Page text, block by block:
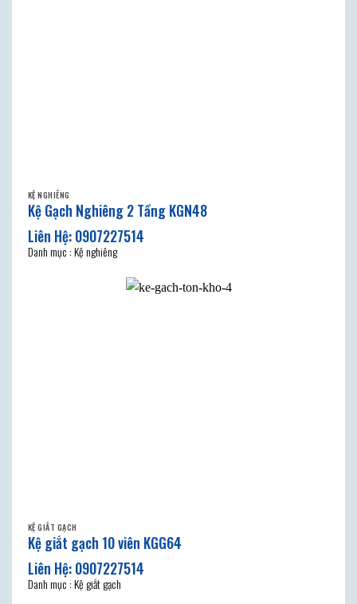
KỆ NGHIÊNG
Kệ Gạch Nghiêng 2 Tầng KGN48
Danh mục : Kệ nghiêng
KỆ GIẮT GẠCH
Kệ giắt gạch 10 viên KGG64
Danh mục : Kệ giắt gạch